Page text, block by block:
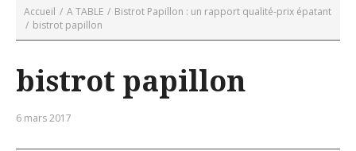
Accueil / A TABLE / Bistrot Papillon : un rapport qualité-prix épatant
/ bistrot papillon
bistrot papillon
6 mars 2017